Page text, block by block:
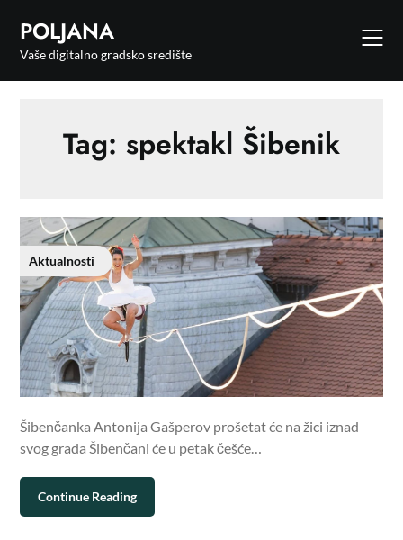
POLJANA
Vaše digitalno gradsko središte
Tag: spektakl Šibenik
Aktualnosti
Šibenčanka Antonija Gašperov prošetat će na žici iznad
svog grada Šibenčani će u petak češće…
Continue Reading